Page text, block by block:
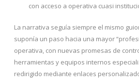
con acceso a operativa cuasi
La narrativa seguía siempre el mismo
suponía un paso hacia una mayor
operativa, con nuevas promesas de
herramientas y equipos internos
redirigido mediante enlaces